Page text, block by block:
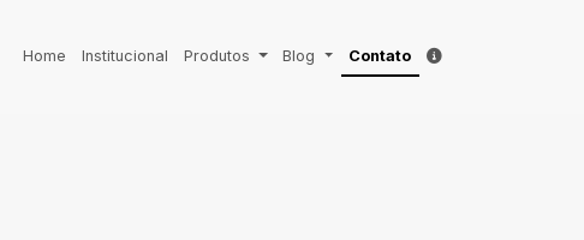
Home Institucional Produtos Blog Contato